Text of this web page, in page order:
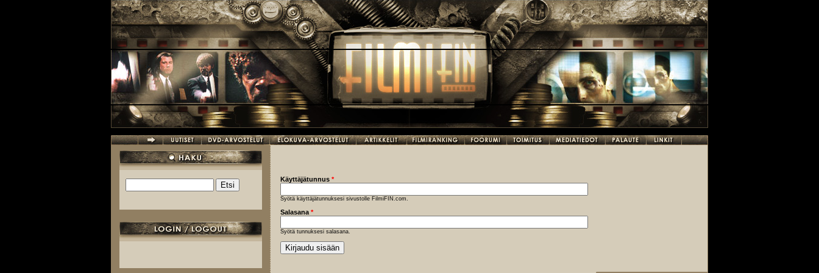
Hakulomake
Käyttäjätunnus *
Syötä käyttäjätunnuksesi sivustolle FilmiFIN.com.
Salasana *
Syötä tunnuksesi salasana.